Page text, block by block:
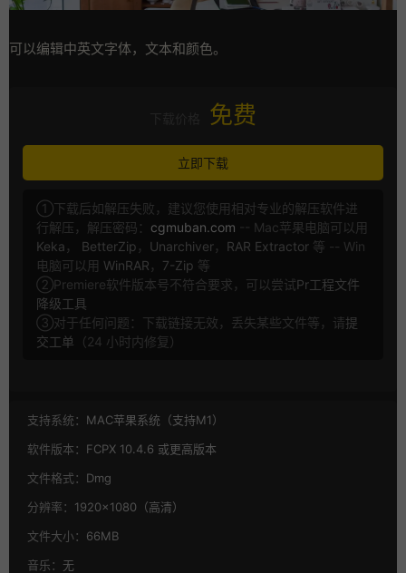
可以编辑中英文字体，文本和颜色。
免费
立即下载
①下载后如解压失败，建议您使用相对专业的解压软件进
行解压，解压密码： cgmuban.com -- Mac苹果电脑可以用
Keka ， BetterZip ， Unarchiver， RAR Extractor 等 -- Win
电脑可以用 WinRAR ， 7-Zip 等
②Premiere软件版本号不符合要求，可以尝试Pr工程文件
降级工具
③对于任何问题：下载链接无效，丢失某些文件等，请提
交工单 （24 小时内修复）
支持系统： MAC苹果系统（支持M1）
软件版本： FCPX 10.4.6 或更高版本
文件格式： Dmg
分辨率： 1920×1080（高清）
文件大小： 66MB
音乐： 无